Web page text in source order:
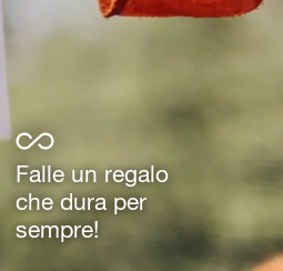
Falle un regalo
che dura per
sempre!